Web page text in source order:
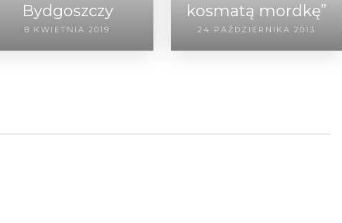
Bydgoszczy
8 KWIETNIA 2019
kosmatą mordkę”
24 PAŹDZIERNIKA 2013